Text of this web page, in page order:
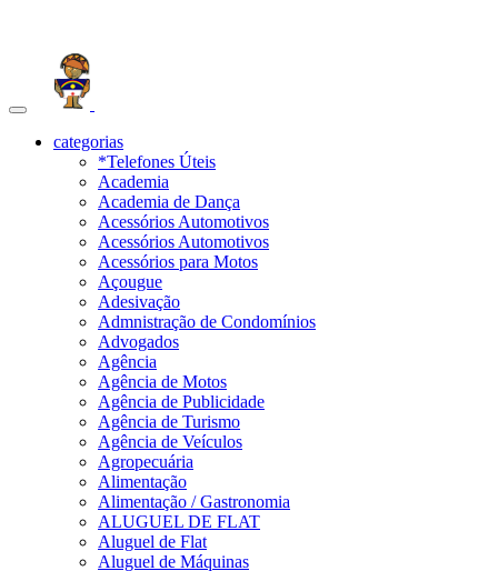
Toggle
navigationcategorias
*Telefones Úteis
Academia
Academia de Dança
Acessórios Automotivos
Acessórios Automotivos
Acessórios para Motos
Açougue
Adesivação
Admnistração de Condomínios
Advogados
Agência
Agência de Motos
Agência de Publicidade
Agência de Turismo
Agência de Veículos
Agropecuária
Alimentação
Alimentação / Gastronomia
ALUGUEL DE FLAT
Aluguel de Flat
Aluguel de Máquinas